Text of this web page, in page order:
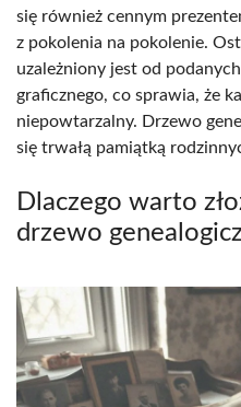
się również cennym
z pokolenia na pokolenie.
uzależniony jest od
graficznego, co sprawia, że
niepowtarzalny. Drzewo
się trwałą pamiątką
Dlaczego warto
drzewo